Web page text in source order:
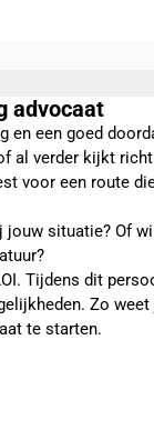
advocaat
en een goed
al verder kijkt
voor een route
situatie? Of
Tijdens dit
Zo
te starten.